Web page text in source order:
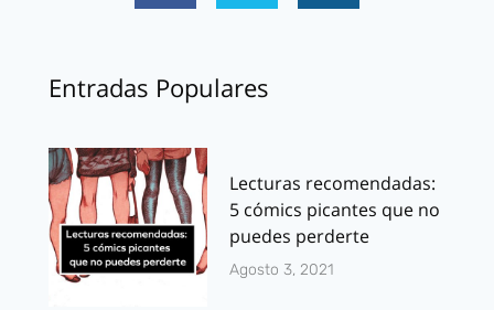
Entradas Populares
Lecturas recomendadas:
5 cómics picantes que no
puedes perderte
Agosto 3, 2021